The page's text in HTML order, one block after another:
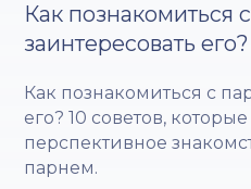
Как познакомиться
заинтересовать его?
Как познакомиться с
его? 10 советов,
перспективное
парнем.